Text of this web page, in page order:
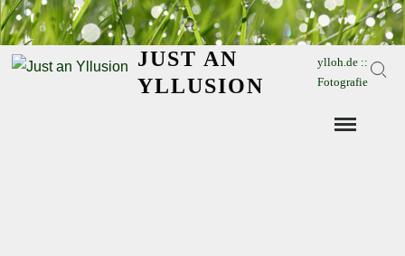
Skip
to
content
JUST AN
YLLUSION
ylloh.de ::
Fotografie